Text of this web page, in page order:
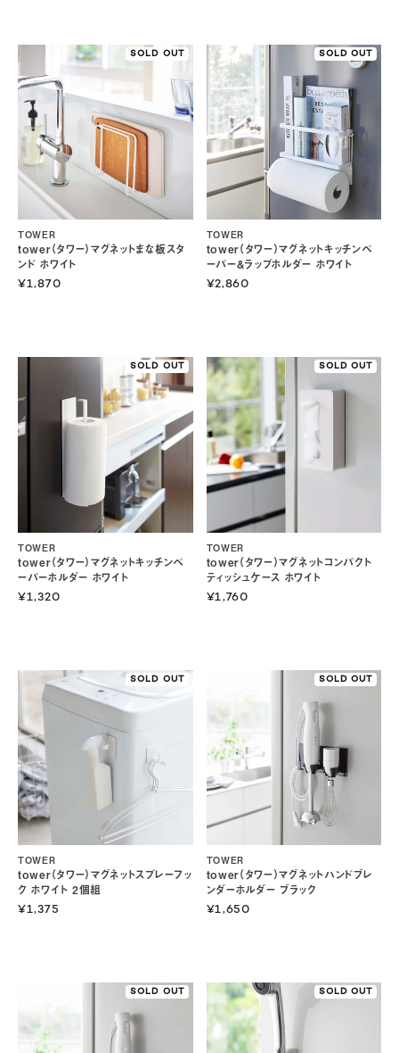
SOLD OUT
tower（タワー）マグネットまな板スタ
ンド ホワイト
TOWER
¥1,870
SOLD OUT
tower（タワー）マグネットキッチンペ
ーパー&ラップホルダー ホワイト
TOWER
¥2,860
SOLD OUT
tower（タワー）マグネットキッチンペ
ーパーホルダー ホワイト
TOWER
¥1,320
SOLD OUT
tower（タワー）マグネットコンパクト
ティッシュケース ホワイト
TOWER
¥1,760
SOLD OUT
tower（タワー）マグネットスプレーフッ
ク ホワイト 2個組
TOWER
¥1,375
SOLD OUT
tower（タワー）マグネットハンドブレ
ンダーホルダー ブラック
TOWER
¥1,650
SOLD OUT SOLD OUT